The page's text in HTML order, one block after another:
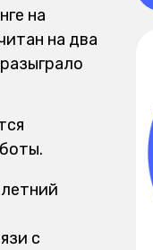
на
на два
с